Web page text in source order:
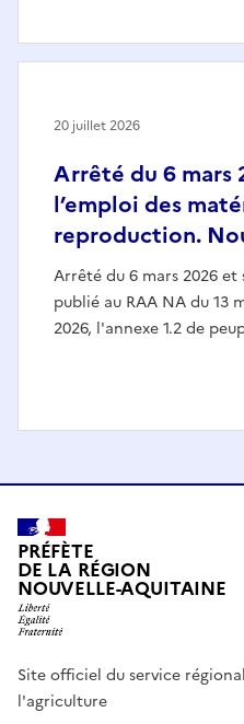
Arrêté du 6 mars
l’emploi des
reproduction.
Arrêté du 6 mars 2026 et
publié au RAA NA du 13
2026, l'annexe 1.2 de
20 juillet 2026
PRÉFÈTE
DE LA RÉGION
NOUVELLE-AQUITAINE
Site officiel du service
l'agriculture